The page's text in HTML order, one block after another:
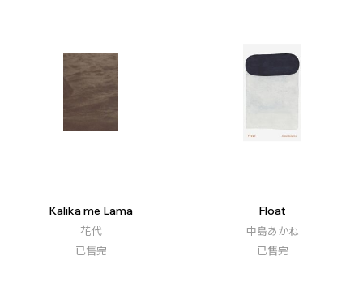
Kalika me Lama
花代
已售完
Float
中島あかね
已售完